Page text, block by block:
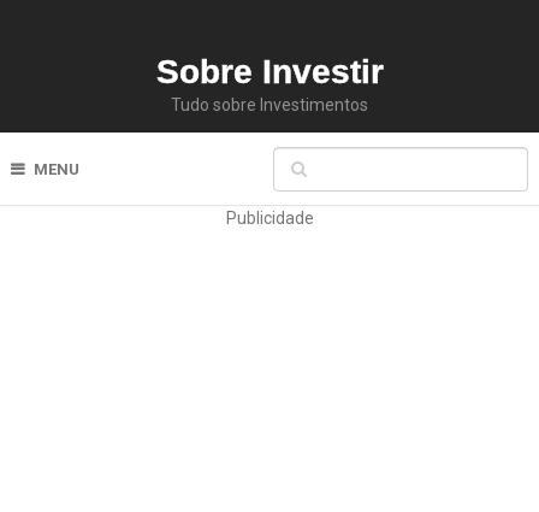
Sobre Investir
Tudo sobre Investimentos
MENU
Publicidade